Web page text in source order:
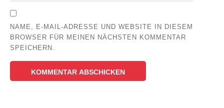
NAME, E-MAIL-ADRESSE UND WEBSITE IN DIESEM
BROWSER FÜR MEINEN NÄCHSTEN KOMMENTAR
SPEICHERN.